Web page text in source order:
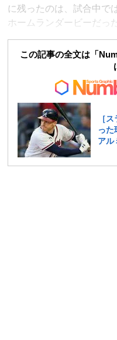
に残ったのは、試合中で
ホームランダービーだっ
この記事の全文は「
［
っ
アル